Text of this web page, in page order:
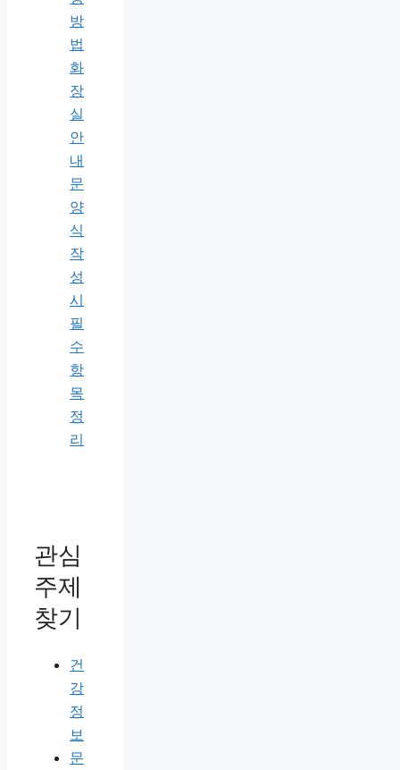
방
법
화
장
실
안
내
문
양
식
작
성
시
필
수
항
목
정
리
관심
주제
찾기
건
강
정
보
문